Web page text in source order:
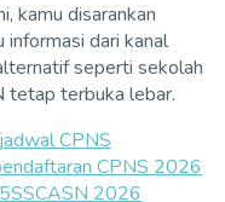
kamu disarankan
dari kanal
seperti sekolah
tetap terbuka lebar.
jadwal CPNS
CPNS 2026
SSCASN 2026